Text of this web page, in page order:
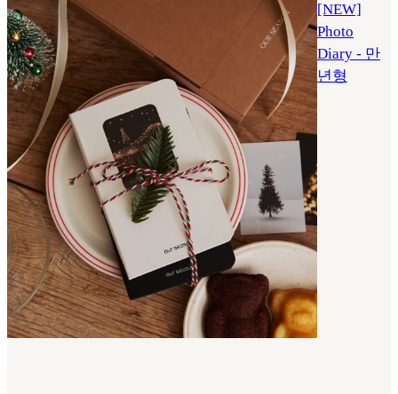
[NEW]
Photo
Diary - 만
년형